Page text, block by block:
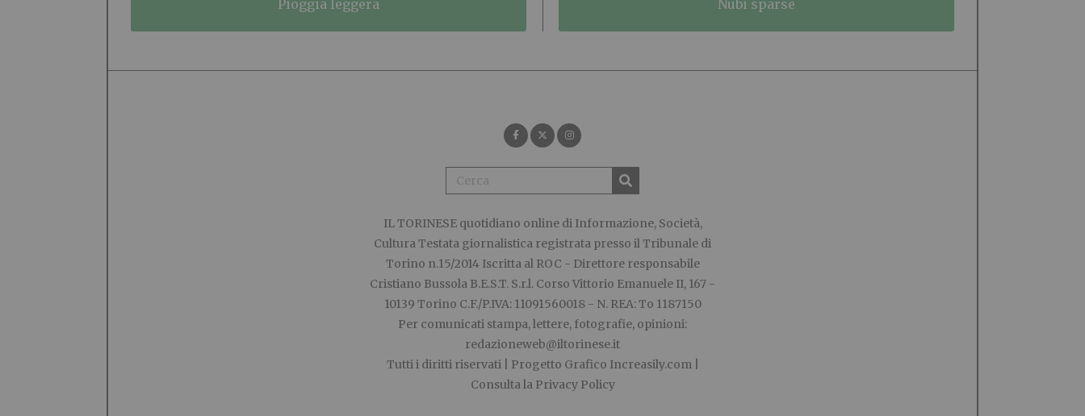
pioggia leggera nubi sparse
IL TORINESEquotidiano online di Informazione, Società,
Cultura Testata giornalistica registrata presso il Tribunale di
Torino n.15/2014 Iscritta al ROC - Direttore responsabile
Cristiano Bussola B.E.S.T. S.r.l. Corso Vittorio Emanuele II, 167 -
10139 Torino C.F./P.IVA: 11091560018 - N. REA: To 1187150
Per comunicati stampa, lettere, fotografie, opinioni:
redazioneweb@iltorinese.it
Tutti i diritti riservati | Progetto Grafico Increasily.com|
Consulta la Privacy Policy